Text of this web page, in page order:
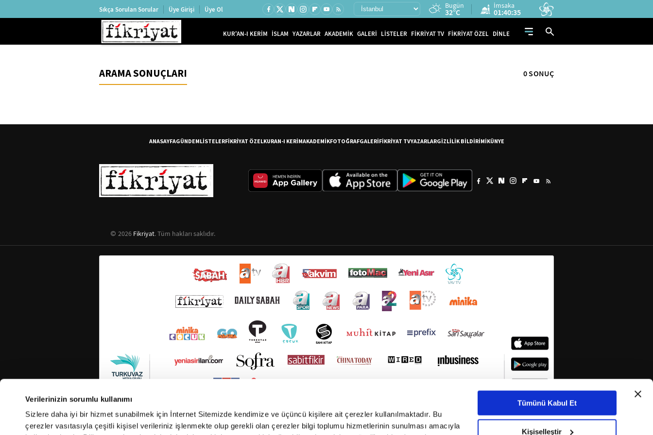
Verilerinizin sorumlu kullanımı
Sizlere daha iyi bir hizmet sunabilmek için İnternet Sitemizde kendimize ve üçüncü kişilere ait çerezler kullanılmaktadır. Bu
çerezler vasıtasıyla çeşitli kişisel verileriniz işlenmekte olup gerekli olan çerezler bilgi toplumu hizmetlerinin sunulması amacıyla
Tümünü Kabul Et
Kişiselleştir
Sıkça Sorulan Sorular Üye Girişi Üye Ol Bugün
32°C
İmsaka
01:40:35
KUR'AN-I KERİM İSLAM YAZARLAR AKADEMİK GALERİ LİSTELER FİKRİYAT TV FİKRİYAT ÖZEL DİNLE
ARAMA SONUÇLARI 0 SONUÇ
ANASAYFAGÜNDEMLİSTELERFİKRİYAT ÖZELKURAN-I KERİMAKADEMİKFOTOĞRAFGALERİFİKRİYAT TVYAZARLARGİZLİLİK BİLDİRİMİKÜNYE
2026 Fikriyat. Tüm hakları saklıdır.